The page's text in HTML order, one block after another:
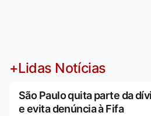
+Lidas Notícias
São Paulo quita parte da
e evita denúncia à Fifa